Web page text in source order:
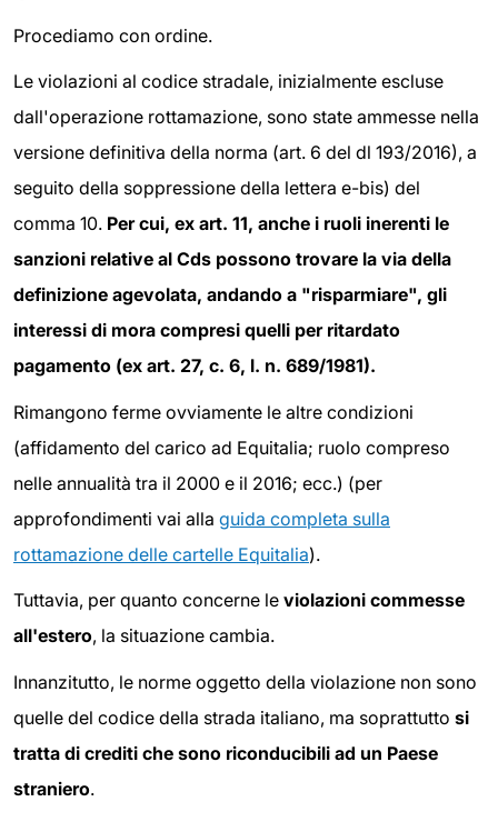
Procediamo con ordine.
Le violazioni al codice stradale, inizialmente escluse
dall'operazione rottamazione, sono state ammesse nella
versione definitiva della norma (art. 6 del dl 193/2016), a
seguito della soppressione della lettera e-bis) del
comma 10. Per cui, ex art. 11, anche i ruoli inerenti le
sanzioni relative al Cds possono trovare la via della
definizione agevolata, andando a "risparmiare", gli
interessi di mora compresi quelli per ritardato
pagamento (ex art. 27, c. 6, l. n. 689/1981).
Rimangono ferme ovviamente le altre condizioni
(affidamento del carico ad Equitalia; ruolo compreso
nelle annualità tra il 2000 e il 2016; ecc.) (per
approfondimenti vai alla guida completa sulla
rottamazione delle cartelle Equitalia).
Tuttavia, per quanto concerne le violazioni commesse
all'estero, la situazione cambia.
Innanzitutto, le norme oggetto della violazione non sono
quelle del codice della strada italiano, ma soprattutto si
tratta di crediti che sono riconducibili ad un Paese
straniero.